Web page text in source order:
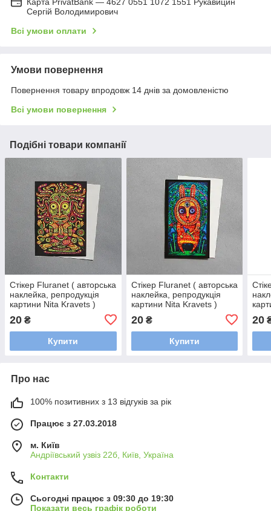
Карта PrivatBank — 4627 0551 1072 1551 Рукавицин
Сергій Володимирович
Всі умови оплати
Умови повернення
Повернення товару впродовж 14 днів за домовленістю
Всі умови повернення
Подібні товари компанії
Стікер Fluranet ( авторська
наклейка, репродукція
картини Nita Kravets )
20 ₴
Купити
Стікер Fluranet ( авторська
наклейка, репродукція
картини Nita Kravets )
20₴
Купити
20
Про нас
100% позитивних з 13 відгуків за рік
Працює з 27.03.2018
м. Київ
Андріївський узвіз 22б, Київ, Україна
Контакти
Сьогодні працює з 09:30 до 19:30
Показати весь графік роботи